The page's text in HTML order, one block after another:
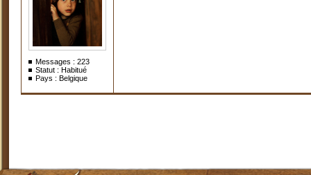
Messages : 223
Statut : Habitué
Pays : Belgique